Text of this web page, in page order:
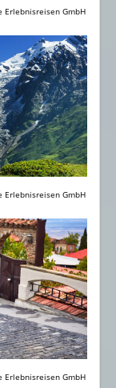
Erlebnisreisen GmbH
Erlebnisreisen GmbH
Erlebnisreisen GmbH